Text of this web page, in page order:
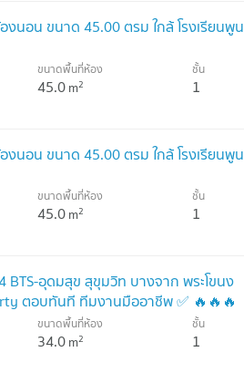
องนอน ขนาด 45.00 ตรม ใกล้ โรงเรียนพูน
ขนาดพื้นที่ห้อง
45.0m2
ชั้น
1
องนอน ขนาด 45.00 ตรม ใกล้ โรงเรียนพูน
ขนาดพื้นที่ห้อง
45.0m2
ชั้น
1
BTS-อุดมสุข สุขุมวิท บางจาก พระโขนง
ตอบทันที ทีมงานมืออาชีพ ✅ 🔥🔥🔥
ขนาดพื้นที่ห้อง
34.0m2
ชั้น
1